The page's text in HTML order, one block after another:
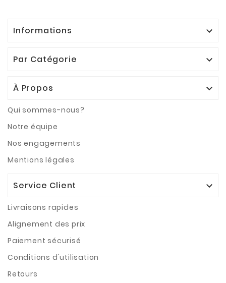
Informations 
Par Catégorie 
À Propos 
Qui sommes-nous?
Notre équipe
Nos engagements
Mentions légales
Service Client 
Livraisons rapides
Alignement des prix
Paiement sécurisé
Conditions d'utilisation
Retours